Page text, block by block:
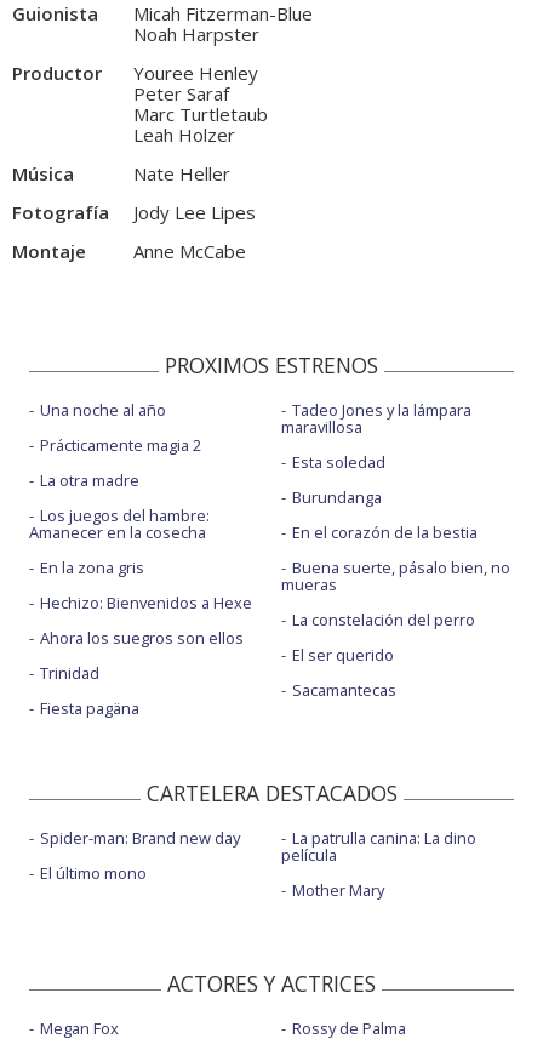
Guionista
Micah Fitzerman-Blue
Noah Harpster
Productor
Youree Henley
Peter Saraf
Marc Turtletaub
Leah Holzer
Música
Nate Heller
Fotografía
Jody Lee Lipes
Montaje
Anne McCabe
PROXIMOS ESTRENOS
Una noche al año
Prácticamente magia 2
La otra madre
Los juegos del hambre:
Amanecer en la cosecha
En la zona gris
Hechizo: Bienvenidos a Hexe
Ahora los suegros son ellos
Trinidad
Fiesta pagäna
Tadeo Jones y la lámpara
maravillosa
Esta soledad
Burundanga
En el corazón de la bestia
Buena suerte, pásalo bien, no
mueras
La constelación del perro
El ser querido
Sacamantecas
CARTELERA DESTACADOS
Spider-man: Brand new day
El último mono
La patrulla canina: La dino
película
Mother Mary
ACTORES Y ACTRICES
Megan Fox
Rossy de Palma